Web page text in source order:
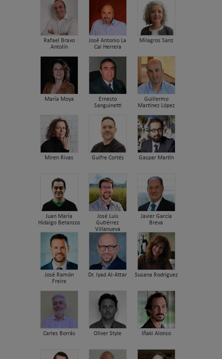
Rafael Bravo
Antolín
José Antonio La
Cal Herrera
Milagros Sanz
María Moya
Ernesto
Sanguinetti
Guillermo
Martínez López
Miren Rivas Guifre Cortés Gaspar Martín
Juan María
Hidalgo Betanzos
José Luis
Gutiérrez
Villanueva
Javier García
Breva
José Ramón
Freire
Dr. Iyad Al-Attar Susana Rodriguez
Carles Borrás Oliver Style Iñaki Alonso